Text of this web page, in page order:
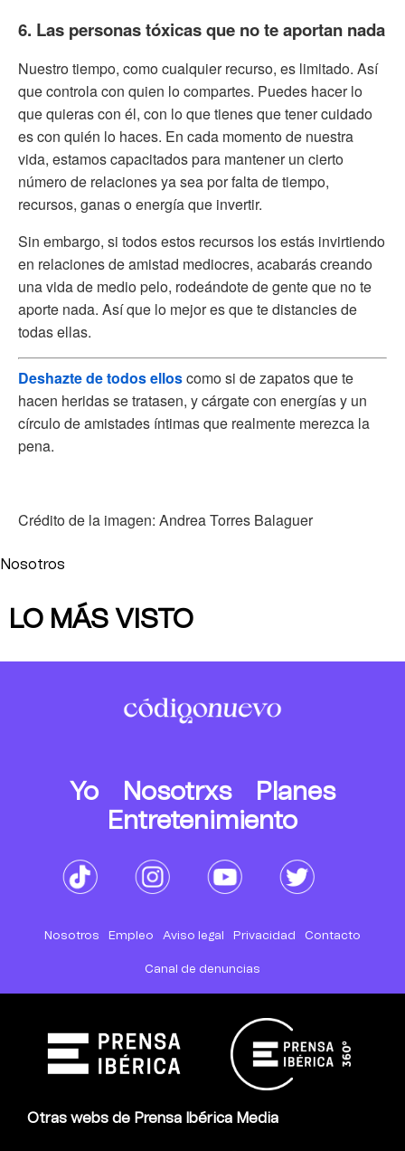
6. Las personas tóxicas que no te aportan nada
Nuestro tiempo, como cualquier recurso, es limitado. Así
que controla con quien lo compartes. Puedes hacer lo
que quieras con él, con lo que tienes que tener cuidado
es con quién lo haces. En cada momento de nuestra
vida, estamos capacitados para mantener un cierto
número de relaciones ya sea por falta de tiempo,
recursos, ganas o energía que invertir.
Sin embargo, si todos estos recursos los estás invirtiendo
en relaciones de amistad mediocres, acabarás creando
una vida de medio pelo, rodeándote de gente que no te
aporte nada. Así que lo mejor es que te distancies de
todas ellas.
Deshazte de todos elloscomo si de zapatos que te
hacen heridas se tratasen, y cárgate con energías y un
círculo de amistades íntimas que realmente merezca la
pena.
Crédito de la imagen: Andrea Torres Balaguer
Nosotros
LO MÁS VISTO
Yo Nosotrxs
Planes
Entretenimiento
Nosotros Empleo Aviso legal Privacidad Contacto
Canal de denuncias
Otras webs de Prensa Ibérica Media